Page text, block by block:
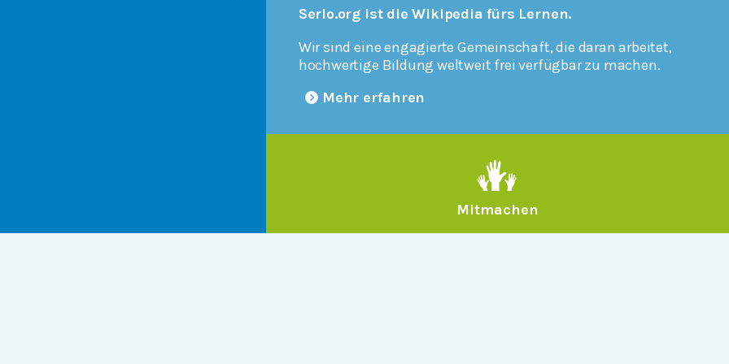
Serlo.org ist die Wikipedia fürs Lernen.
Wir sind eine engagierte Gemeinschaft, die daran arbeitet,
hochwertige Bildung weltweit frei verfügbar zu machen.
Mehr erfahren
Mitmachen